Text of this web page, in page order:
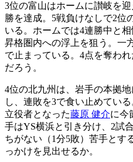
3位の富山はホームに讃岐を
勝を達成。5戦負けなしで2位
いる。ホームでは4連勝中と
昇格圏内への浮上を狙う。一
で止まっている。4点を奪わ
だろう。
4位の北九州は、岩手の本拠
し、連敗を3で食い止めてい
立役者となった藤原 健介に今
手はYS横浜と引き分け、2試
ちがない（1分5敗）苦手とす
っかけを見出せるか。